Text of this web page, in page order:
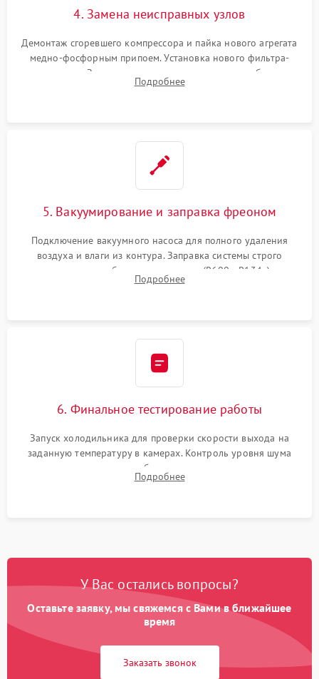
4. Замена неисправных узлов
Демонтаж сгоревшего компрессора и пайка нового агрегата
медно-фосфорным припоем. Установка нового фильтра-
осушителя. Замена изношенных вентиляторов обдува,
сломанных заслонок или поврежденных дверных петель.
Подробнее
5. Вакуумирование и заправка фреоном
Подключение вакуумного насоса для полного удаления
воздуха и влаги из контура. Заправка системы строго
дозированным объемом хладагента (R600a, R134a) по
электронным весам. Контроль рабочего давления в системе.
Подробнее
6. Финальное тестирование работы
Запуск холодильника для проверки скорости выхода на
заданную температуру в камерах. Контроль уровня шума
компрессора, отсутствия обмерзания стенок и корректного
срабатывания системы автоматической оттайки.
Подробнее
У Вас остались вопросы?
Оставьте заявку, мы свяжемся с Вами в ближайшее
время
Заказать звонок